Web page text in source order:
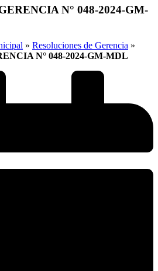
N° 048-2024-GM-
» Resoluciones de Gerencia »
N° 048-2024-GM-MDL